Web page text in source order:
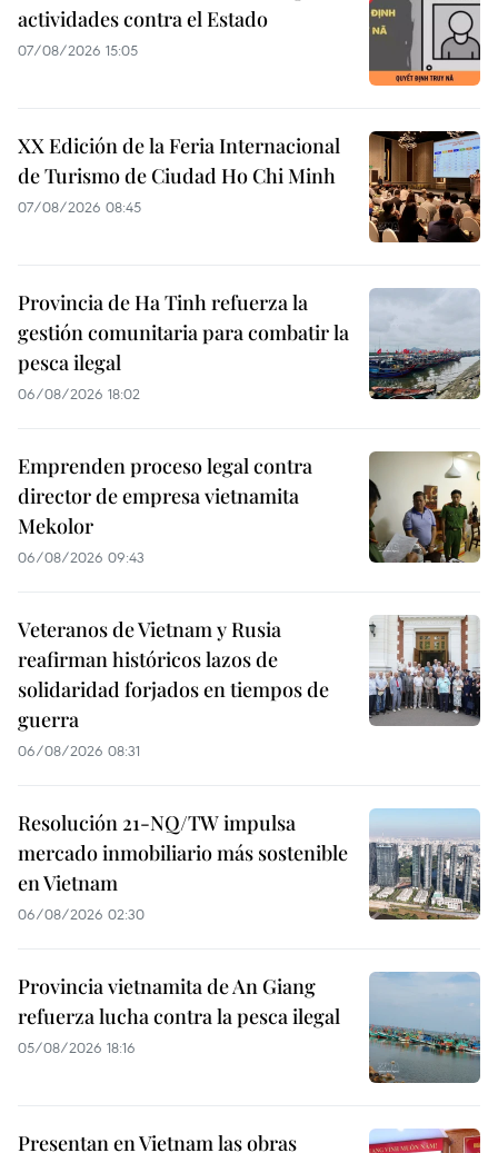
actividades contra el Estado
07/08/2026 15:05
XX Edición de la Feria Internacional
de Turismo de Ciudad Ho Chi Minh
07/08/2026 08:45
Provincia de Ha Tinh refuerza la
gestión comunitaria para combatir la
pesca ilegal
06/08/2026 18:02
Emprenden proceso legal contra
director de empresa vietnamita
Mekolor
06/08/2026 09:43
Veteranos de Vietnam y Rusia
reafirman históricos lazos de
solidaridad forjados en tiempos de
guerra
06/08/2026 08:31
Resolución 21-NQ/TW impulsa
mercado inmobiliario más sostenible
en Vietnam
06/08/2026 02:30
Provincia vietnamita de An Giang
refuerza lucha contra la pesca ilegal
05/08/2026 18:16
Presentan en Vietnam las obras